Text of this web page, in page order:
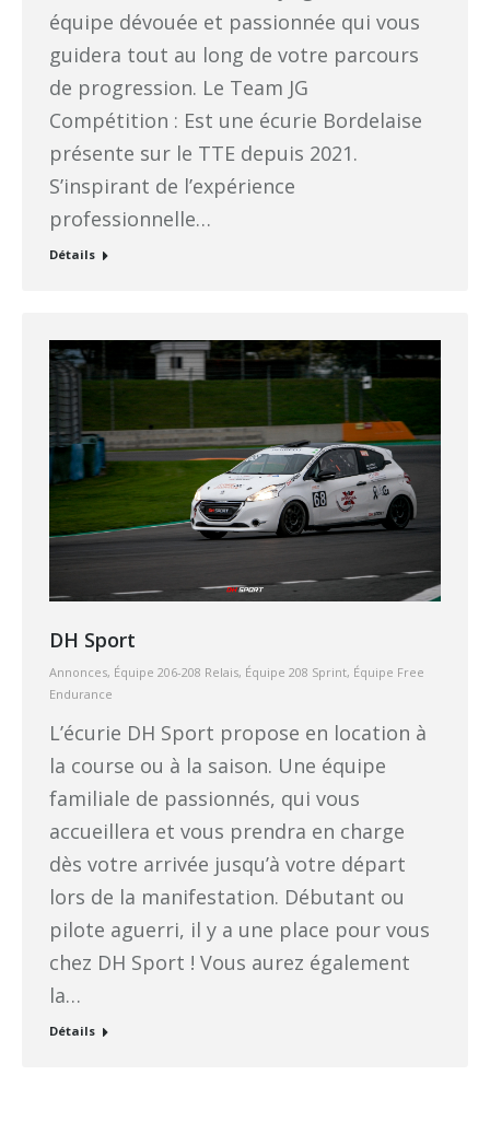
équipe dévouée et passionnée qui vous
guidera tout au long de votre parcours
de progression. Le Team JG
Compétition : Est une écurie Bordelaise
présente sur le TTE depuis 2021.
S’inspirant de l’expérience
professionnelle…
Détails
DH Sport
Annonces, Équipe 206-208 Relais, Équipe 208 Sprint, Équipe Free
Endurance
L’écurie DH Sport propose en location à
la course ou à la saison. Une équipe
familiale de passionnés, qui vous
accueillera et vous prendra en charge
dès votre arrivée jusqu’à votre départ
lors de la manifestation. Débutant ou
pilote aguerri, il y a une place pour vous
chez DH Sport ! Vous aurez également
la…
Détails